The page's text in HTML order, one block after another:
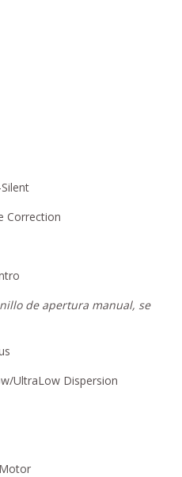
de apertura manual, se
Dispersion